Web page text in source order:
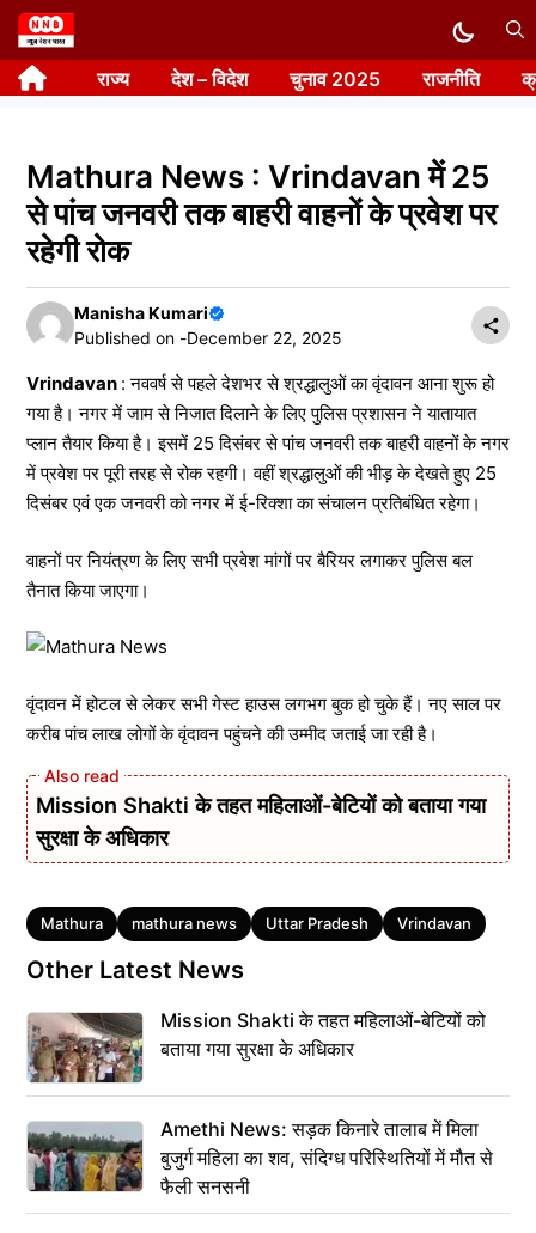
Skip
to
content राज्य देश – विदेश चुनाव 2025 राजनीति
Mathura News : Vrindavan में 25
से पांच जनवरी तक बाहरी वाहनों के प्रवेश पर
रहेगी रोक
Manisha Kumari
Published on -December 22, 2025
Vrindavan : नववर्ष से पहले देशभर से श्रद्धालुओं का वृंदावन आना शुरू हो
गया है। नगर में जाम से निजात दिलाने के लिए पुलिस प्रशासन ने यातायात
प्लान तैयार किया है। इसमें 25 दिसंबर से पांच जनवरी तक बाहरी वाहनों के नगर
में प्रवेश पर पूरी तरह से रोक रहगी। वहीं श्रद्धालुओं की भीड़ के देखते हुए 25
दिसंबर एवं एक जनवरी को नगर में ई-रिक्शा का संचालन प्रतिबंधित रहेगा।
वाहनों पर नियंत्रण के लिए सभी प्रवेश मांगों पर बैरियर लगाकर पुलिस बल
तैनात किया जाएगा।
वृंदावन में होटल से लेकर सभी गेस्ट हाउस लगभग बुक हो चुके हैं। नए साल पर
करीब पांच लाख लोगों के वृंदावन पहुंचने की उम्मीद जताई जा रही है।
Mission Shakti के तहत महिलाओं-बेटियों को बताया गया
सुरक्षा के अधिकार
Tags
Mathura mathura news Uttar Pradesh Vrindavan
Other Latest News
Mission Shakti के तहत महिलाओं-बेटियों को
बताया गया सुरक्षा के अधिकार
Amethi News: सड़क किनारे तालाब में मिला
बुजुर्ग महिला का शव, संदिग्ध परिस्थितियों में मौत से
फैली सनसनी